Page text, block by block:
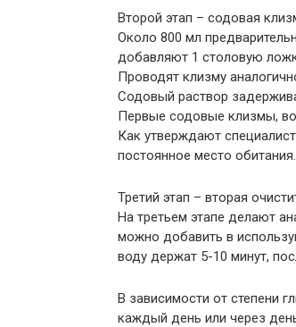
Второй этап – содовая
Около 800 мл
добавляют 1 столовую
Проводят клизму
Содовый раствор
Первые содовые клизмы,
Как утверждают
постоянное место обитания.
Третий этап – вторая
На третьем этапе делают
можно добавить в
воду держат 5-10 минут,
В зависимости от степени
каждый день или через